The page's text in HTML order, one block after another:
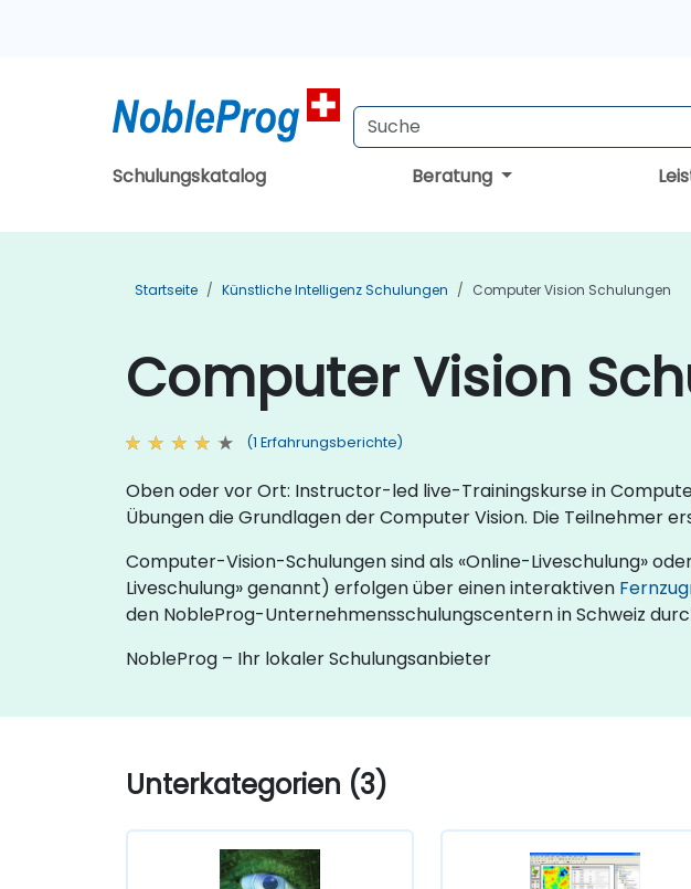
Schulungskatalog Beratung
Startseite Künstliche Intelligenz Schulungen Computer Vision Schulungen
Computer Vision
(1 Erfahrungsberichte)
Oben oder vor Ort: Instructor-led live-Trainingskurse in
Übungen die Grundlagen der Computer Vision. Die
Computer-Vision-Schulungen sind als «Online-Liveschulung»
Liveschulung» genannt) erfolgen über einen interaktiven
den NobleProg-Unternehmensschulungscentern in Schweiz
NobleProg – Ihr lokaler Schulungsanbieter
Unterkategorien (3)